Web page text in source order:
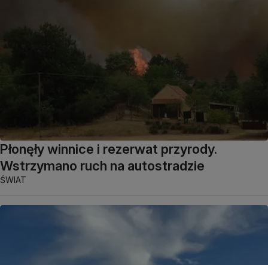
Płonęły winnice i rezerwat przyrody.
Wstrzymano ruch na autostradzie
ŚWIAT